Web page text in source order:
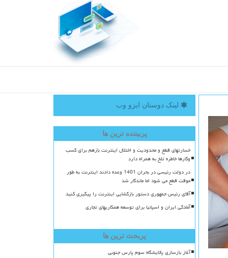
لینک دوستان ایزو وب
پربیننده ترین ها
خسارتهای قطع و محدودیت و اختلال اینترنت بازهم برای کسب
وکارها خاطره تلخ به همراه دارد
در دولت رئیسی در بحران 1401 وعده دادند اینترنت به طور
موقت قطع می شود اما ماندگار شد
آقای رئیس جمهوری دستور بازگشایی اینترنت را پیگیری کنید
آمادگی ایران و اسپانیا برای توسعه همکاریهای تجاری
پربحث ترین ها
آغاز بازسازی پالایشگاه سوم پارس جنوبی